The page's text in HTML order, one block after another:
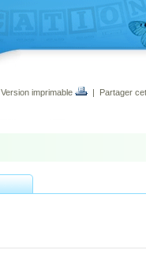
Version imprimable | Partager